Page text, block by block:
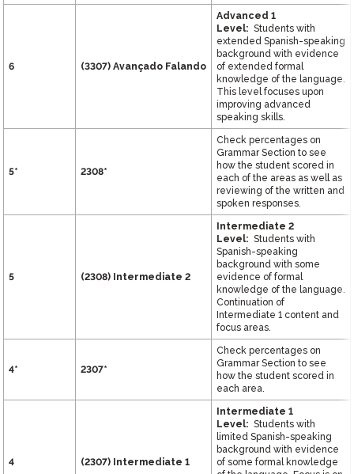
6 (3307) Avançado Falando
Advanced 1
Level: Students with
extended Spanish-speaking
background with evidence
of extended formal
knowledge of the language.
This level focuses upon
improving advanced
speaking skills.
5* 2308*
Check percentages on
Grammar Section to see
how the student scored in
each of the areas as well as
reviewing of the written and
spoken responses.
5 (2308) Intermediate 2
Intermediate 2
Level: Students with
Spanish-speaking
background with some
evidence of formal
knowledge of the language.
Continuation of
Intermediate 1 content and
focus areas.
4* 2307*
Check percentages on
Grammar Section to see
how the student scored in
each area.
4 (2307) Intermediate 1
Intermediate 1
Level: Students with
limited Spanish-speaking
background with evidence
of some formal knowledge